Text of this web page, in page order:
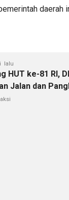
lalu
HUT ke-81 RI,
Jalan dan